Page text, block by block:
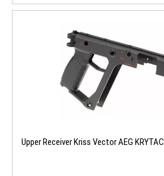
Upper Receiver Kriss Vector AEG KRYTAC